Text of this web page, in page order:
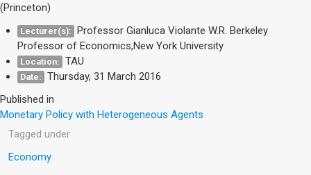
(Princeton)
Lecturer(s): Professor Gianluca Violante W.R. Berkeley
Professor of Economics,New York University
Location: TAU
Date: Thursday, 31 March 2016
Published in
Monetary Policy with Heterogeneous Agents
Tagged under
Economy